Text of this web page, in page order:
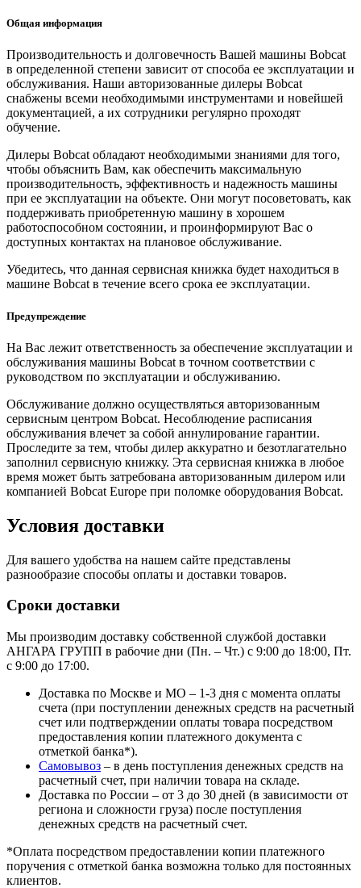
Общая информация
Производительность и долговечность Вашей машины Bobcat
в определенной степени зависит от способа ее эксплуатации и
обслуживания. Наши авторизованные дилеры Bobcat
снабжены всеми необходимыми инструментами и новейшей
документацией, а их сотрудники регулярно проходят
обучение.
Дилеры Bobcat обладают необходимыми знаниями для того,
чтобы объяснить Вам, как обеспечить максимальную
производительность, эффективность и надежность машины
при ее эксплуатации на объекте. Они могут посоветовать, как
поддерживать приобретенную машину в хорошем
работоспособном состоянии, и проинформируют Вас о
доступных контактах на плановое обслуживание.
Убедитесь, что данная сервисная книжка будет находиться в
машине Bobcat в течение всего срока ее эксплуатации.
Предупреждение
На Вас лежит ответственность за обеспечение эксплуатации и
обслуживания машины Bobcat в точном соответствии с
руководством по эксплуатации и обслуживанию.
Обслуживание должно осуществляться авторизованным
сервисным центром Bobcat. Несоблюдение расписания
обслуживания влечет за собой аннулирование гарантии.
Проследите за тем, чтобы дилер аккуратно и безотлагательно
заполнил сервисную книжку. Эта сервисная книжка в любое
время может быть затребована авторизованным дилером или
компанией Bobcat Europe при поломке оборудования Bobcat.
Условия доставки
Для вашего удобства на нашем сайте представлены
разнообразие способы оплаты и доставки товаров.
Сроки доставки
Мы производим доставку собственной службой доставки
АНГАРА ГРУПП в рабочие дни (Пн. – Чт.) с 9:00 до 18:00, Пт.
с 9:00 до 17:00.
Доставка по Москве и МО – 1-3 дня с момента оплаты
счета (при поступлении денежных средств на расчетный
счет или подтверждении оплаты товара посредством
предоставления копии платежного документа с
отметкой банка*).
Самовывоз – в день поступления денежных средств на
расчетный счет, при наличии товара на складе.
Доставка по России – от 3 до 30 дней (в зависимости от
региона и сложности груза) после поступления
денежных средств на расчетный счет.
*Оплата посредством предоставлении копии платежного
поручения с отметкой банка возможна только для постоянных
клиентов.